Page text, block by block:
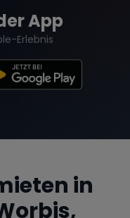
App
Erlebnis
in